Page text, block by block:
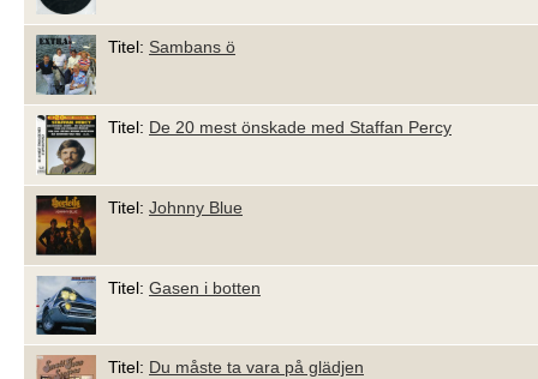
Titel: Sambans ö
Titel: De 20 mest önskade med Staffan Percy
Titel: Johnny Blue
Titel: Gasen i botten
Titel: Du måste ta vara på glädjen